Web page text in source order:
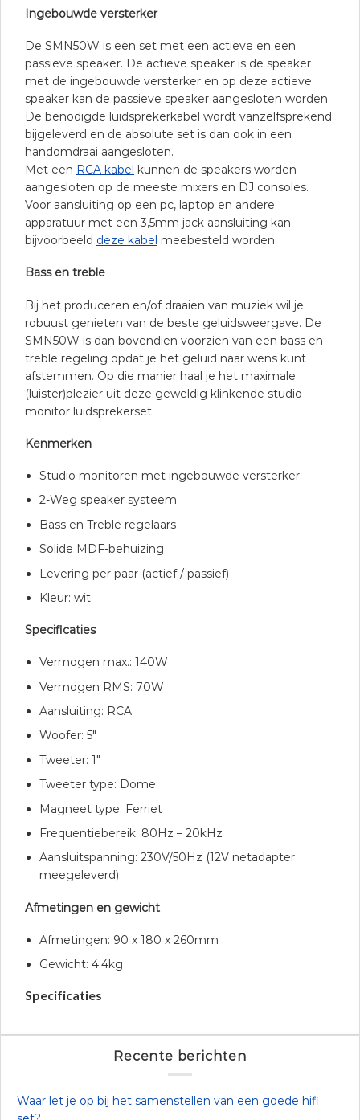
Ingebouwde versterker
De SMN50W is een set met een actieve en een
passieve speaker. De actieve speaker is de speaker
met de ingebouwde versterker en op deze actieve
speaker kan de passieve speaker aangesloten worden.
De benodigde luidsprekerkabel wordt vanzelfsprekend
bijgeleverd en de absolute set is dan ook in een
handomdraai aangesloten.
Met een RCA kabel kunnen de speakers worden
aangesloten op de meeste mixers en DJ consoles.
Voor aansluiting op een pc, laptop en andere
apparatuur met een 3,5mm jack aansluiting kan
bijvoorbeeld deze kabel meebesteld worden.
Bass en treble
Bij het produceren en/of draaien van muziek wil je
robuust genieten van de beste geluidsweergave. De
SMN50W is dan bovendien voorzien van een bass en
treble regeling opdat je het geluid naar wens kunt
afstemmen. Op die manier haal je het maximale
(luister)plezier uit deze geweldig klinkende studio
monitor luidsprekerset.
Kenmerken
Studio monitoren met ingebouwde versterker
2-Weg speaker systeem
Bass en Treble regelaars
Solide MDF-behuizing
Levering per paar (actief / passief)
Kleur: wit
Specificaties
Vermogen max.: 140W
Vermogen RMS: 70W
Aansluiting: RCA
Woofer: 5″
Tweeter: 1″
Tweeter type: Dome
Magneet type: Ferriet
Frequentiebereik: 80Hz – 20kHz
Aansluitspanning: 230V/50Hz (12V netadapter
meegeleverd)
Afmetingen en gewicht
Afmetingen: 90 x 180 x 260mm
Gewicht: 4.4kg
Specificaties
Recente berichten
Waar let je op bij het samenstellen van een goede hifi